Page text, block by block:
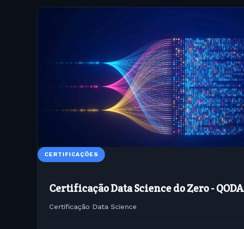
CERTIFICAÇÕES
Certificação Data Science do Zero - QODA
Certificação Data Science